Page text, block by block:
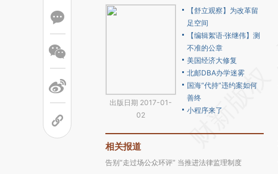
出版日期 2017-01-
02
【舒立观察】为改革留
足空间
【编辑絮语·张继伟】测
不准的公章
美国经济大修复
北邮DBA办学迷雾
国海“代持”违约案如何
善终
小程序来了
相关报道
告别“走过场公众环评” 当推进法律监理制度